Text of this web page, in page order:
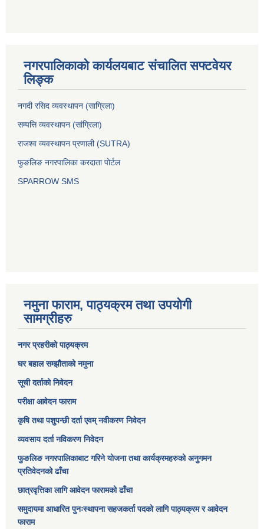
नगरपालिकाको कार्यलयबाट संचालित सफ्टवेयर
लिङ्क
नगदी रसिद व्यवस्थापन (साग्रिला)
सम्पत्ति व्यवस्थापन (सांग्रिला)
राजश्व व्यवस्थापन प्रणाली (SUTRA)
फुङलिङ नगरपालिका करदाता पोर्टल
SPARROW SMS
नमुना फाराम, पाठ्यक्रम तथा उपयोगी
सामग्रीहरु
नगर प्रहरीको पाठ्यक्रम
घर बहाल सम्झौताको नमुना
सूची दर्ताको निवेदन
परीक्षा आवेदन फाराम
कृषि तथा पशुपन्छी दर्ता एवम् नवीकरण निवेदन
व्यवसाय दर्ता नविकरण निवेदन
फुङलिङ नगरपालिकाबाट गरिने योजना तथा कार्यक्रमहरुको अनुगमन
प्रतिवेदनको ढाँचा
छात्रवृत्तिका लागि आवेदन फारामको ढाँचा
समुदायमा आधारित पुनःस्थापना सहजकर्ता पदको लागि पाठ्यक्रम र आवेदन
फाराम